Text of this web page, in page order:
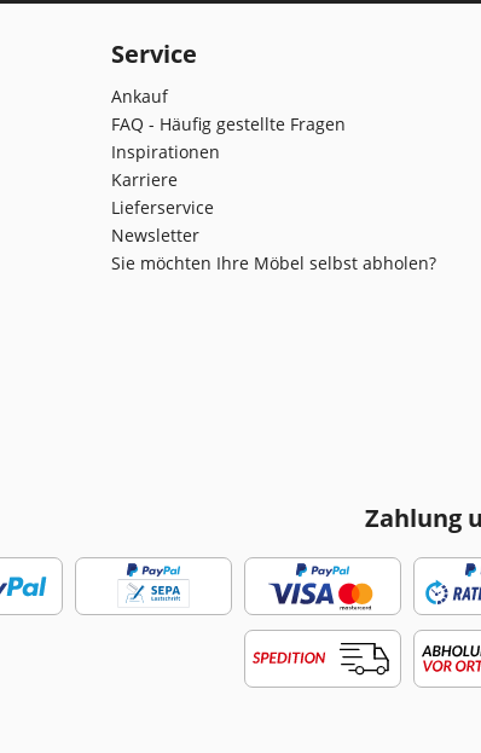
Service
Ankauf
FAQ - Häufig gestellte Fragen
Inspirationen
Karriere
Lieferservice
Newsletter
Sie möchten Ihre Möbel selbst abholen?
Zahlung